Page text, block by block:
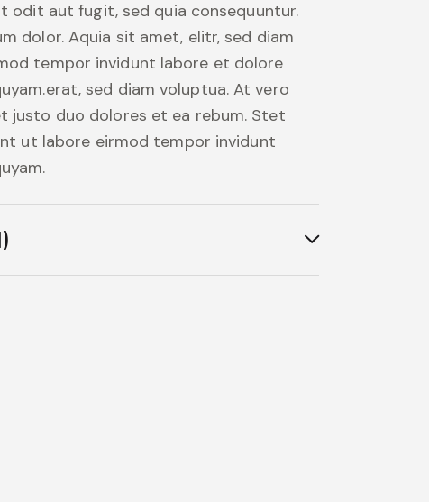
odit aut fugit, sed quia consequuntur.
dolor. Aquia sit amet, elitr, sed diam
tempor invidunt labore et dolore
sed diam voluptua. At vero
justo duo dolores et ea rebum. Stet
ut labore eirmod tempor invidunt